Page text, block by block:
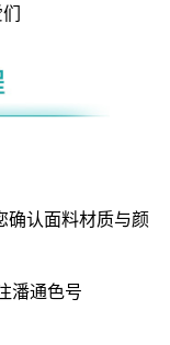
确认面料材质与颜
潘通色号